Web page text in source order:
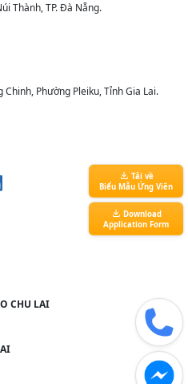
Thành, TP. Đà Nẵng.
Phường Pleiku, Tỉnh Gia Lai.
CHU LAI
Tải về
Biểu Mẫu Ứng Viên
Download
Application Form